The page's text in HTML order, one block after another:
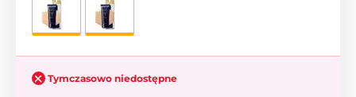
Tymczasowo niedostępne